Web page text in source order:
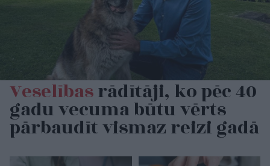
Veselībasrādītāji, ko pēc 40
gadu vecuma būtu vērts
pārbaudīt vismaz reizi gadā